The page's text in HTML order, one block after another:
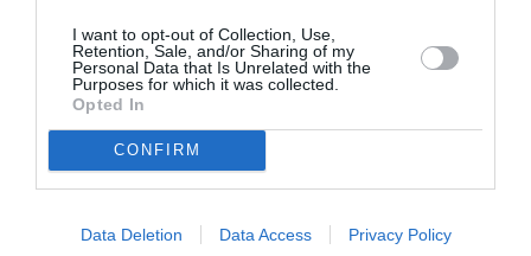
I want to opt-out of Collection, Use,
Retention, Sale, and/or Sharing of my
Personal Data that Is Unrelated with the
Purposes for which it was collected.
Opted In
CONFIRM
Data Deletion Data Access Privacy Policy
Οι ταινίες που θα
δούμε στις
κινηματογραφικές
αίθουσες από την
Cinobo: Δυνατές
σειρές και
πρεμιέρες που δεν